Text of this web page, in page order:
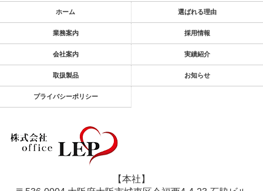
ホーム 選ばれる理由
業務案内 採用情報
会社案内 実績紹介
取扱製品 お知らせ
プライバシーポリシー
【本社】